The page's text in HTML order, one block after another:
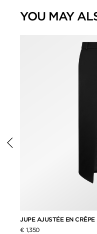
YOU MAY
JUPE AJUSTÉE EN CRÊPE
€ 1,350